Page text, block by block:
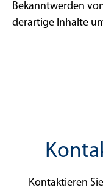
Bekanntwerden
derartige Inhalte
Kontaktieren